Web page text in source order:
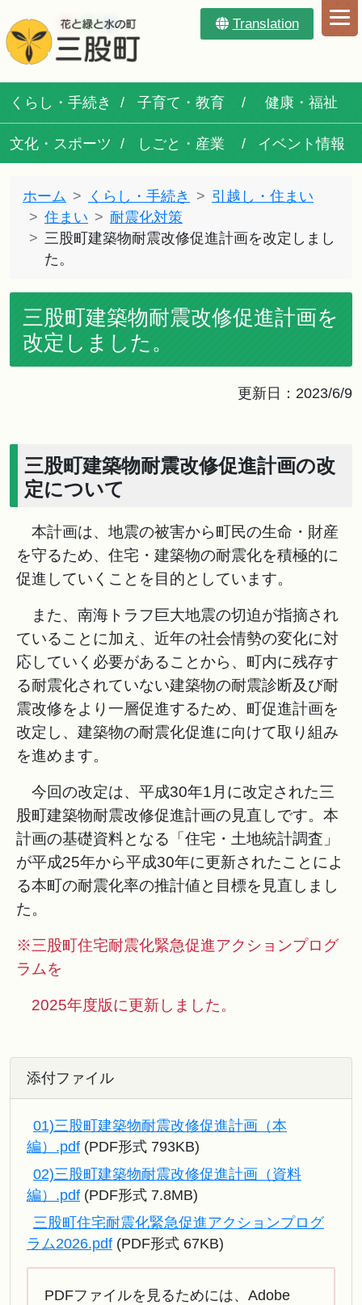
Translation
くらし・手続き 子育て・教育 健康・福祉
文化・スポーツ しごと・産業 イベント情報
ホーム くらし・手続き
引越し・住まい
住まい
耐震化対策
三股町建築物耐震改修促進計画を改定しまし
た。
三股町建築物耐震改修促進計画を
改定しました。
更新日：2023/6/9
三股町建築物耐震改修促進計画の改
定について
本計画は、地震の被害から町民の生命・財産
を守るため、住宅・建築物の耐震化を積極的に
促進していくことを目的としています。
また、南海トラフ巨大地震の切迫が指摘され
ていることに加え、近年の社会情勢の変化に対
応していく必要があることから、町内に残存す
る耐震化されていない建築物の耐震診断及び耐
震改修をより一層促進するため、町促進計画を
改定し、建築物の耐震化促進に向けて取り組み
を進めます。
今回の改定は、平成30年1月に改定された三
股町建築物耐震改修促進計画の見直しです。本
計画の基礎資料となる「住宅・土地統計調査」
が平成25年から平成30年に更新されたことによ
る本町の耐震化率の推計値と目標を見直しまし
た。
※三股町住宅耐震化緊急促進アクションプログ
ラムを
2025年度版に更新しました。
添付ファイル
01)三股町建築物耐震改修促進計画（本
編）.pdf (PDF形式 793KB)
02)三股町建築物耐震改修促進計画（資料
編）.pdf (PDF形式 7.8MB)
三股町住宅耐震化緊急促進アクションプログ
ラム2026.pdf (PDF形式 67KB)
PDFファイルを見るためには、Adobe